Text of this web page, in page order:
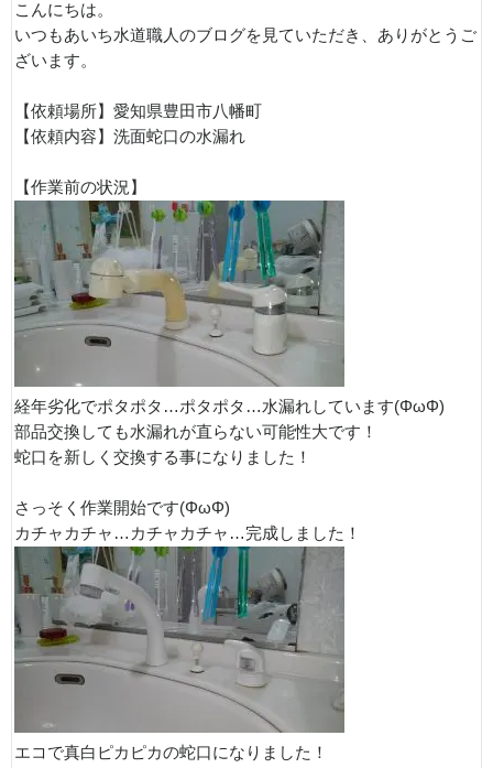
こんにちは。
いつもあいち水道職人のブログを見ていただき、ありがとうご
ざいます。
【依頼場所】愛知県豊田市八幡町
【依頼内容】洗面蛇口の水漏れ
【作業前の状況】
経年劣化でポタポタ…ポタポタ…水漏れしています(ΦωΦ)
部品交換しても水漏れが直らない可能性大です！
蛇口を新しく交換する事になりました！
さっそく作業開始です(ΦωΦ)
カチャカチャ…カチャカチャ…完成しました！
エコで真白ピカピカの蛇口になりました！